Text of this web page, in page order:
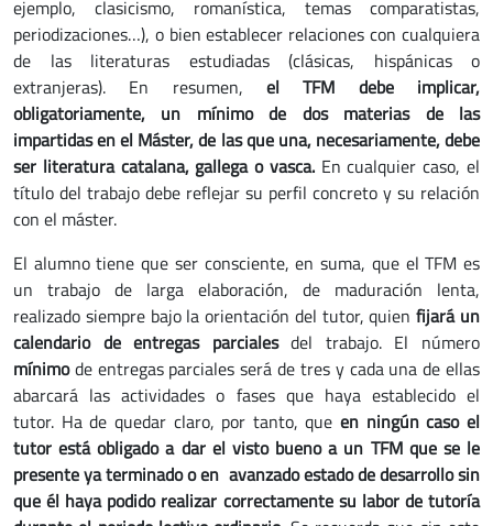
ejemplo, clasicismo, romanística, temas comparatistas,
periodizaciones…), o bien establecer relaciones con cualquiera
de las literaturas estudiadas (clásicas, hispánicas o
extranjeras). En resumen, el TFM debe implicar,
obligatoriamente, un mínimo de dos materias de las
impartidas en el Máster, de las que una, necesariamente, debe
ser literatura catalana, gallega o vasca.En cualquier caso, el
título del trabajo debe reflejar su perfil concreto y su relación
con el máster.
El alumno tiene que ser consciente, en suma, que el TFM es
un trabajo de larga elaboración, de maduración lenta,
realizado siempre bajo la orientación del tutor, quienfijará un
calendario de entregas parcialesdel trabajo. El número
mínimode entregas parciales será de tres y cada una de ellas
abarcará las actividades o fases que haya establecido el
tutor. Ha de quedar claro, por tanto, queen ningún caso el
tutor está obligado a dar el visto bueno a un TFM que se le
presente ya terminado o en avanzado estado de desarrollo sin
que él haya podido realizar correctamente su labor de tutoría